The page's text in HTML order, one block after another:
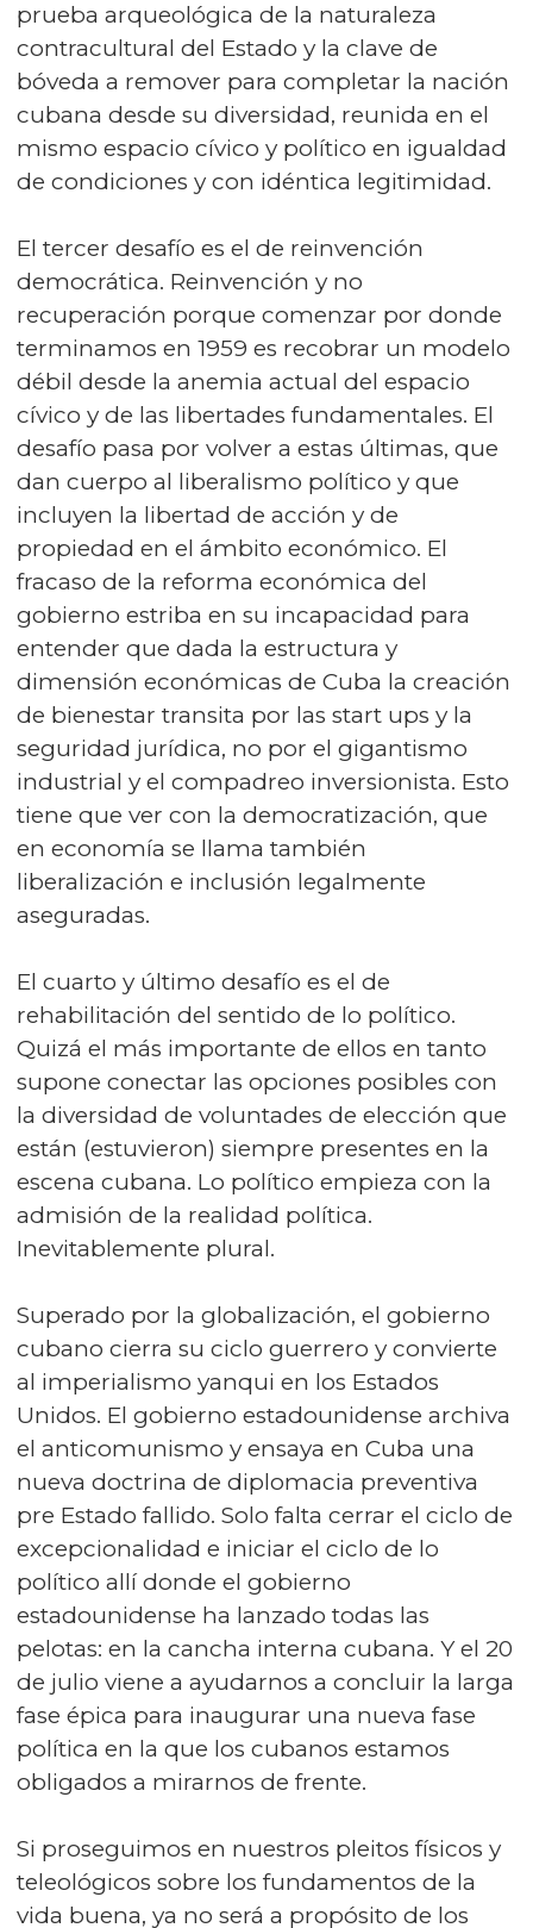
prueba arqueológica de la naturaleza
contracultural del Estado y la clave de
bóveda a remover para completar la nación
cubana desde su diversidad, reunida en el
mismo espacio cívico y político en igualdad
de condiciones y con idéntica legitimidad.
El tercer desafío es el de reinvención
democrática. Reinvención y no
recuperación porque comenzar por donde
terminamos en 1959 es recobrar un modelo
débil desde la anemia actual del espacio
cívico y de las libertades fundamentales. El
desafío pasa por volver a estas últimas, que
dan cuerpo al liberalismo político y que
incluyen la libertad de acción y de
propiedad en el ámbito económico. El
fracaso de la reforma económica del
gobierno estriba en su incapacidad para
entender que dada la estructura y
dimensión económicas de Cuba la creación
de bienestar transita por las start ups y la
seguridad jurídica, no por el gigantismo
industrial y el compadreo inversionista. Esto
tiene que ver con la democratización, que
en economía se llama también
liberalización e inclusión legalmente
aseguradas.
El cuarto y último desafío es el de
rehabilitación del sentido de lo político.
Quizá el más importante de ellos en tanto
supone conectar las opciones posibles con
la diversidad de voluntades de elección que
están (estuvieron) siempre presentes en la
escena cubana. Lo político empieza con la
admisión de la realidad política.
Inevitablemente plural.
Superado por la globalización, el gobierno
cubano cierra su ciclo guerrero y convierte
al imperialismo yanqui en los Estados
Unidos. El gobierno estadounidense archiva
el anticomunismo y ensaya en Cuba una
nueva doctrina de diplomacia preventiva
pre Estado fallido. Solo falta cerrar el ciclo de
excepcionalidad e iniciar el ciclo de lo
político allí donde el gobierno
estadounidense ha lanzado todas las
pelotas: en la cancha interna cubana. Y el 20
de julio viene a ayudarnos a concluir la larga
fase épica para inaugurar una nueva fase
política en la que los cubanos estamos
obligados a mirarnos de frente.
Si proseguimos en nuestros pleitos físicos y
teleológicos sobre los fundamentos de la
vida buena, ya no será a propósito de los